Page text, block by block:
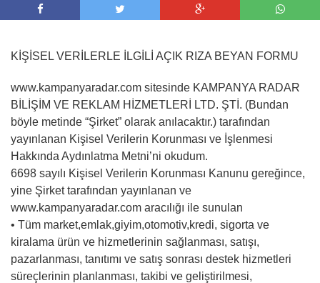
KİŞİSEL VERİLERLE İLGİLİ AÇIK RIZA BEYAN FORMU
www.kampanyaradar.com sitesinde KAMPANYA RADAR
BİLİŞİM VE REKLAM HİZMETLERİ LTD. ŞTİ. (Bundan
böyle metinde “Şirket” olarak anılacaktır.) tarafından
yayınlanan Kişisel Verilerin Korunması ve İşlenmesi
Hakkında Aydınlatma Metni’ni okudum.
6698 sayılı Kişisel Verilerin Korunması Kanunu gereğince,
yine Şirket tarafından yayınlanan ve
www.kampanyaradar.com aracılığı ile sunulan
• Tüm market,emlak,giyim,otomotiv,kredi, sigorta ve
kiralama ürün ve hizmetlerinin sağlanması, satışı,
pazarlanması, tanıtımı ve satış sonrası destek hizmetleri
süreçlerinin planlanması, takibi ve geliştirilmesi,